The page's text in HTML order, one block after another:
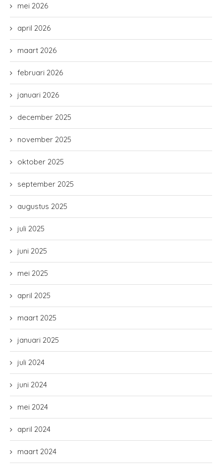
mei 2026
april 2026
maart 2026
februari 2026
januari 2026
december 2025
november 2025
oktober 2025
september 2025
augustus 2025
juli 2025
juni 2025
mei 2025
april 2025
maart 2025
januari 2025
juli 2024
juni 2024
mei 2024
april 2024
maart 2024